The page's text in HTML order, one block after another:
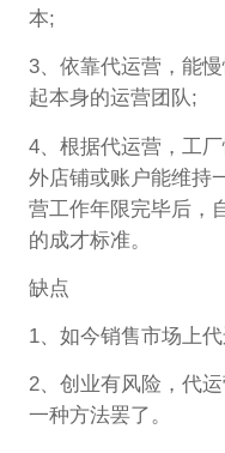
本;
3、依靠代运营，能
起本身的运营团队;
4、根据代运营，工
外店铺或账户能维持
营工作年限完毕后，
的成才标准。
缺点
1、如今销售市场上
2、创业有风险，代
一种方法罢了。